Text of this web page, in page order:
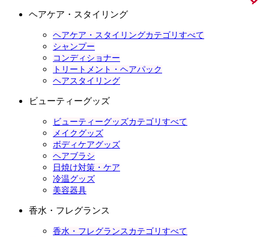
ヘアケア・スタイリング
ヘアケア・スタイリングカテゴリすべて
シャンプー
コンディショナー
トリートメント・ヘアパック
ヘアスタイリング
ビューティーグッズ
ビューティーグッズカテゴリすべて
メイクグッズ
ボディケアグッズ
ヘアブラシ
日焼け対策・ケア
冷温グッズ
美容器具
香水・フレグランス
香水・フレグランスカテゴリすべて